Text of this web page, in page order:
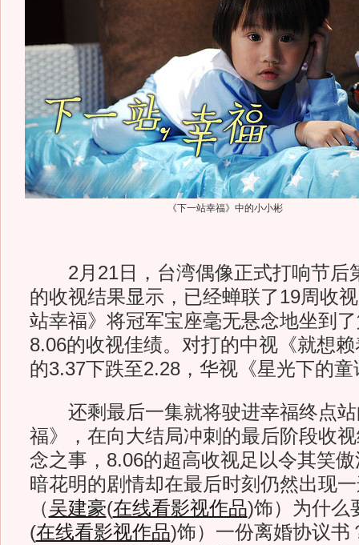
《下一站幸福》中的小小彬
2月21日，台湾偶像正式打响节后
的收视结果显示，已经蝉联了19周收
站幸福》将冠军宝座毫无悬念地坐到
8.06的收视佳绩。对打的中视《就想
的3.37下跌至2.28，华视《星光下的
还剩最后一集就将驶进幸福终点站
福》，在向大结局冲刺的最后阶段收
念之事，8.06的超高收视足以令其笑
暗花明的剧情却在最后时刻仍然出现
（吴建豪(在线看影视作品)饰）为什么
(在线看影视作品)饰）一份离婚协议书